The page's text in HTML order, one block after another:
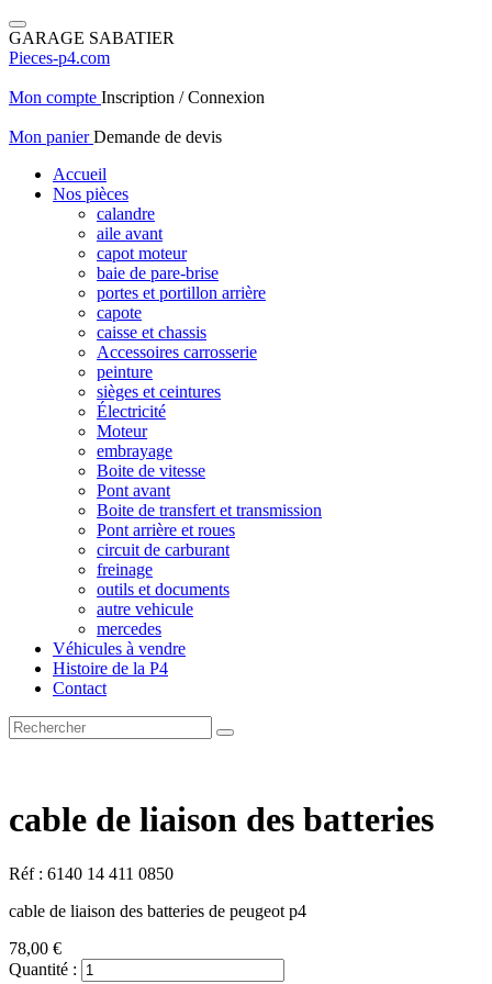
GARAGE SABATIER
Pieces-p4.com
Mon compte Inscription / Connexion
Mon panierDemande de devis
Accueil
Nos pièces
calandre
aile avant
capot moteur
baie de pare-brise
portes et portillon arrière
capote
caisse et chassis
Accessoires carrosserie
peinture
sièges et ceintures
Électricité
Moteur
embrayage
Boite de vitesse
Pont avant
Boite de transfert et transmission
Pont arrière et roues
circuit de carburant
freinage
outils et documents
autre vehicule
mercedes
Véhicules à vendre
Histoire de la P4
Contact
cable de liaison des batteries
Réf : 6140 14 411 0850
cable de liaison des batteries de peugeot p4
78,00 €
Quantité :